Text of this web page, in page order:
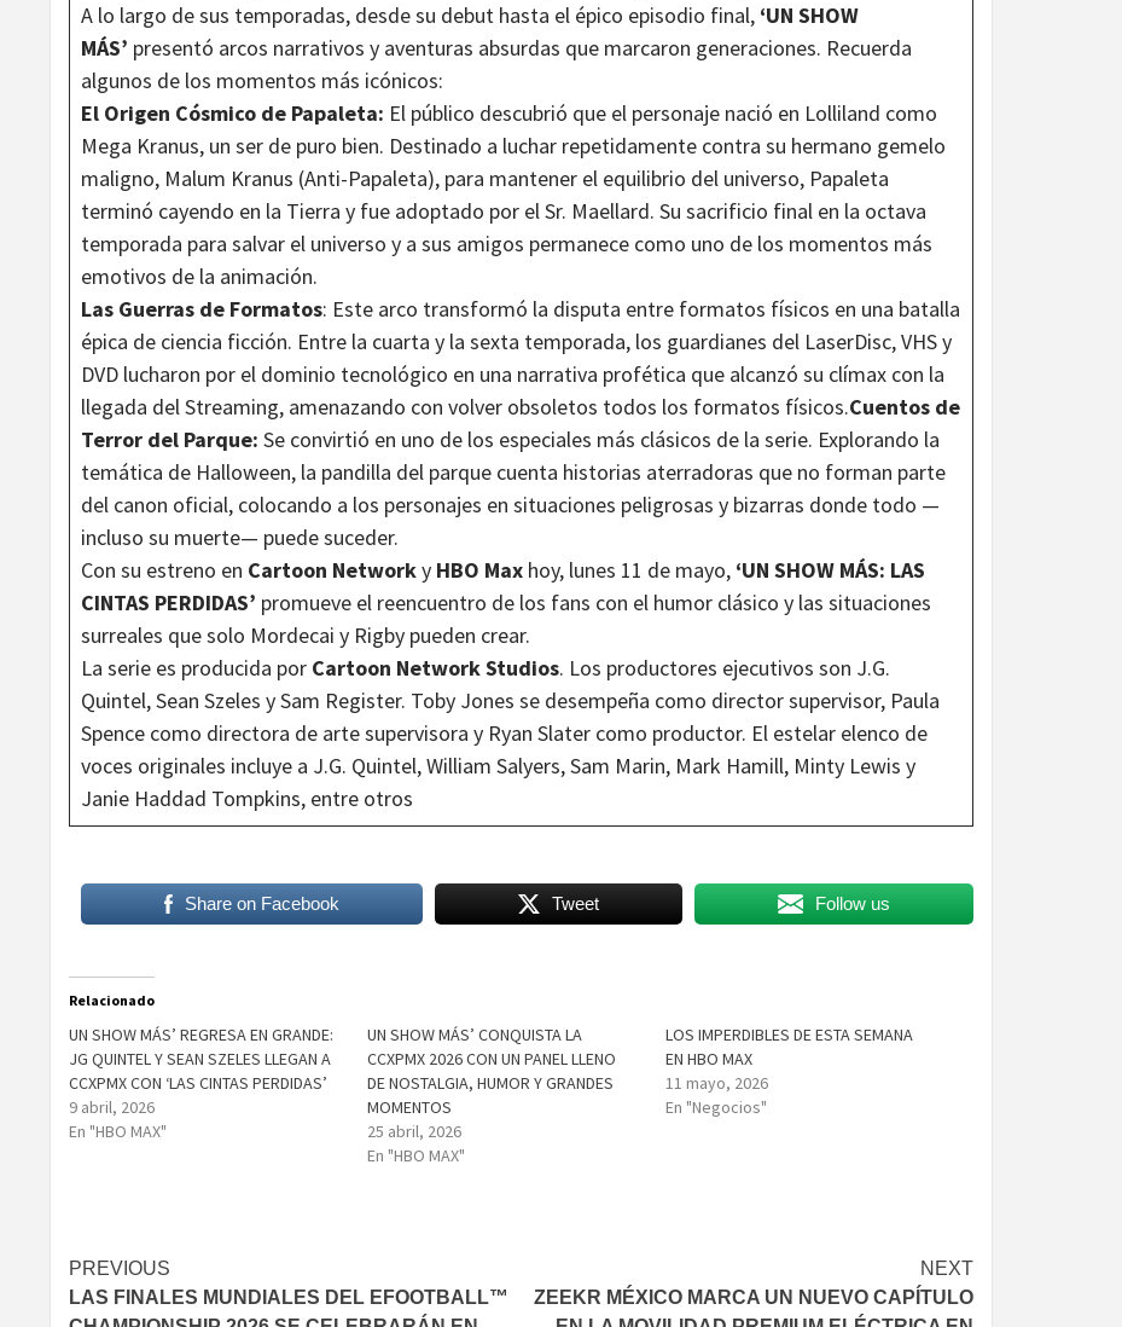
A lo largo de sus temporadas, desde su debut hasta el épico episodio final, ‘UN SHOW
MÁS’ presentó arcos narrativos y aventuras absurdas que marcaron generaciones. Recuerda
algunos de los momentos más icónicos:
El Origen Cósmico de Papaleta: El público descubrió que el personaje nació en Lolliland como
Mega Kranus, un ser de puro bien. Destinado a luchar repetidamente contra su hermano gemelo
maligno, Malum Kranus (Anti-Papaleta), para mantener el equilibrio del universo, Papaleta
terminó cayendo en la Tierra y fue adoptado por el Sr. Maellard. Su sacrificio final en la octava
temporada para salvar el universo y a sus amigos permanece como uno de los momentos más
emotivos de la animación.
Las Guerras de Formatos: Este arco transformó la disputa entre formatos físicos en una batalla
épica de ciencia ficción. Entre la cuarta y la sexta temporada, los guardianes del LaserDisc, VHS y
DVD lucharon por el dominio tecnológico en una narrativa profética que alcanzó su clímax con la
llegada del Streaming, amenazando con volver obsoletos todos los formatos físicos.Cuentos de
Terror del Parque: Se convirtió en uno de los especiales más clásicos de la serie. Explorando la
temática de Halloween, la pandilla del parque cuenta historias aterradoras que no forman parte
del canon oficial, colocando a los personajes en situaciones peligrosas y bizarras donde todo —
incluso su muerte— puede suceder.
Con su estreno en Cartoon Networky HBO Max hoy, lunes 11 de mayo, ‘UN SHOW MÁS: LAS
CINTAS PERDIDAS’ promueve el reencuentro de los fans con el humor clásico y las situaciones
surreales que solo Mordecai y Rigby pueden crear.
La serie es producida por Cartoon Network Studios. Los productores ejecutivos son J.G.
Quintel, Sean Szeles y Sam Register. Toby Jones se desempeña como director supervisor, Paula
Spence como directora de arte supervisora y Ryan Slater como productor. El estelar elenco de
voces originales incluye a J.G. Quintel, William Salyers, Sam Marin, Mark Hamill, Minty Lewis y
Janie Haddad Tompkins, entre otros
Share on Facebook Tweet Follow us
Relacionado
UN SHOW MÁS’ REGRESA EN GRANDE:
JG QUINTEL Y SEAN SZELES LLEGAN A
CCXPMX CON ‘LAS CINTAS PERDIDAS’
9 abril, 2026
En "HBO MAX"
UN SHOW MÁS’ CONQUISTA LA
CCXPMX 2026 CON UN PANEL LLENO
DE NOSTALGIA, HUMOR Y GRANDES
MOMENTOS
25 abril, 2026
En "HBO MAX"
LOS IMPERDIBLES DE ESTA SEMANA
EN HBO MAX
11 mayo, 2026
En "Negocios"
Post
navigation
PREVIOUS
LAS FINALES MUNDIALES DEL EFOOTBALL™
NEXT
ZEEKR MÉXICO MARCA UN NUEVO CAPÍTULO